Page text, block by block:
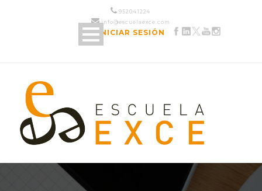
952 04 12 24
info@escuelaexce.com
INICIAR SESIÓN